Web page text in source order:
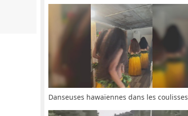
Danseuses hawaïennes dans les coulisses